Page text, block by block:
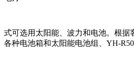
式可选用太阳能、波力和电池。根据
各种电池箱和太阳能电池组、YH-